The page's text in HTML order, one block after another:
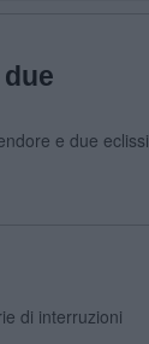
e due eclissi
di interruzioni